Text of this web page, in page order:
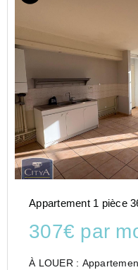
Appartement 1 pièce
307€ par
À LOUER :